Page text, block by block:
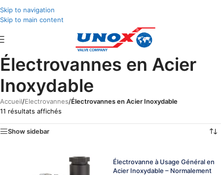
Skip to navigation
Skip to main content
Électrovannes en Acier
Inoxydable
Accueil/Electrovannes/Électrovannes en Acier Inoxydable
11 résultats affichés
Show sidebar
Électrovanne à Usage Général en
Acier Inoxydable – Normalement